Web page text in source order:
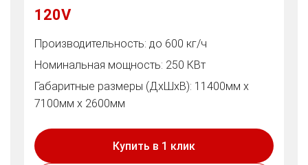
120V
Производительность: до 600 кг/ч
Номинальная мощность: 250 КВт
Габаритные размеры (ДхШхВ): 11400мм х
7100мм х 2600мм
Купить в 1 клик